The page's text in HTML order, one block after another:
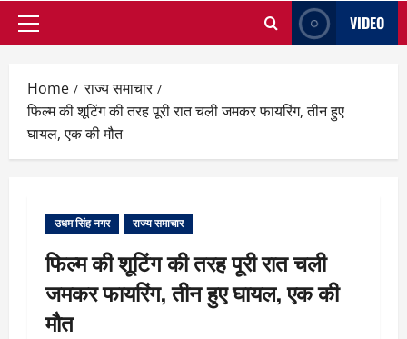
Primary
VIDEO
Home
राज्य समाचार
फिल्म की शूटिंग की तरह पूरी रात चली जमकर फायरिंग, तीन हुए
घायल, एक की मौत
उधम सिंह नगर राज्य समाचार
फिल्म की शूटिंग की तरह पूरी रात चली
जमकर फायरिंग, तीन हुए घायल, एक की
मौत